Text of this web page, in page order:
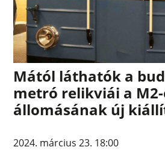
Mától láthatók a
metró relikviái a
állomásának új
2024. március 23. 18:00